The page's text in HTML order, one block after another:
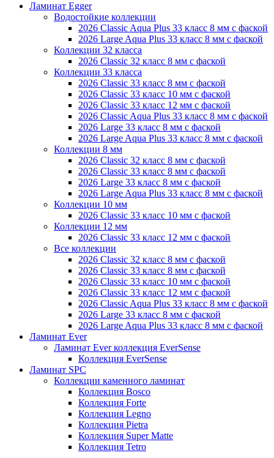
Ламинат Egger
Водостойкие коллекции
2026 Classic Aqua Plus 33 класс 8 мм с фаской
2026 Large Aqua Plus 33 класс 8 мм с фаской
Коллекции 32 класса
2026 Classic 32 класс 8 мм с фаской
Коллекции 33 класса
2026 Classic 33 класс 8 мм с фаской
2026 Classic 33 класс 10 мм с фаской
2026 Classic 33 класс 12 мм с фаской
2026 Classic Aqua Plus 33 класс 8 мм с фаской
2026 Large 33 класс 8 мм с фаской
2026 Large Aqua Plus 33 класс 8 мм с фаской
Коллекции 8 мм
2026 Classic 32 класс 8 мм с фаской
2026 Classic 33 класс 8 мм с фаской
2026 Large 33 класс 8 мм с фаской
2026 Large Aqua Plus 33 класс 8 мм с фаской
Коллекции 10 мм
2026 Classic 33 класс 10 мм с фаской
Коллекции 12 мм
2026 Classic 33 класс 12 мм с фаской
Все коллекции
2026 Classic 32 класс 8 мм с фаской
2026 Classic 33 класс 8 мм с фаской
2026 Classic 33 класс 10 мм с фаской
2026 Classic 33 класс 12 мм с фаской
2026 Classic Aqua Plus 33 класс 8 мм с фаской
2026 Large 33 класс 8 мм с фаской
2026 Large Aqua Plus 33 класс 8 мм с фаской
Ламинат Ever
Ламинат Ever коллекция EverSense
Коллекция EverSense
Ламинат SPC
Коллекции каменного ламинат
Коллекция Bosco
Коллекция Forte
Коллекция Legno
Коллекция Pietra
Коллекция Super Matte
Коллекция Tetro